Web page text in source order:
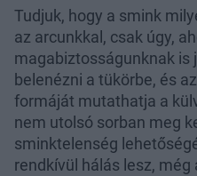
Tudjuk, hogy a smink
az arcunkkal, csak úgy,
magabiztosságunknak is
belenézni a tükörbe, és
formáját mutathatja a
nem utolsó sorban meg
sminktelenség
rendkívül hálás lesz, még